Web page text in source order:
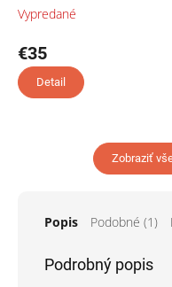
podporu detskej imunuty -
Vypredané
€35
Detail
Zobraziť
Popis Podobné (1)
Podrobný popis